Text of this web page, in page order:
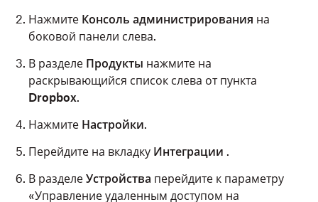
Нажмите Консоль администрирования на
боковой панели слева.
В разделе Продукты нажмите на
раскрывающийся список слева от пункта
Dropbox.
Нажмите Настройки.
Перейдите на вкладку Интеграции .
В разделе Устройства перейдите к параметру
«Управление удаленным доступом на